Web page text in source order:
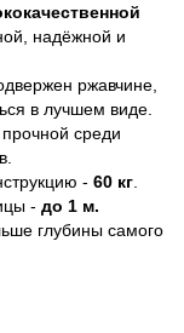
надёжной и
ржавчине,
в лучшем виде.
среди
- 60 кг.
- до 1 м.
глубины самого